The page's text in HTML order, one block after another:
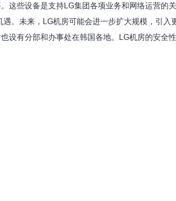
这些设备是支持LG集团各项业务和网络运营的
。未来，LG机房可能会进一步扩大规模，引入
有分部和办事处在韩国各地。LG机房的安全